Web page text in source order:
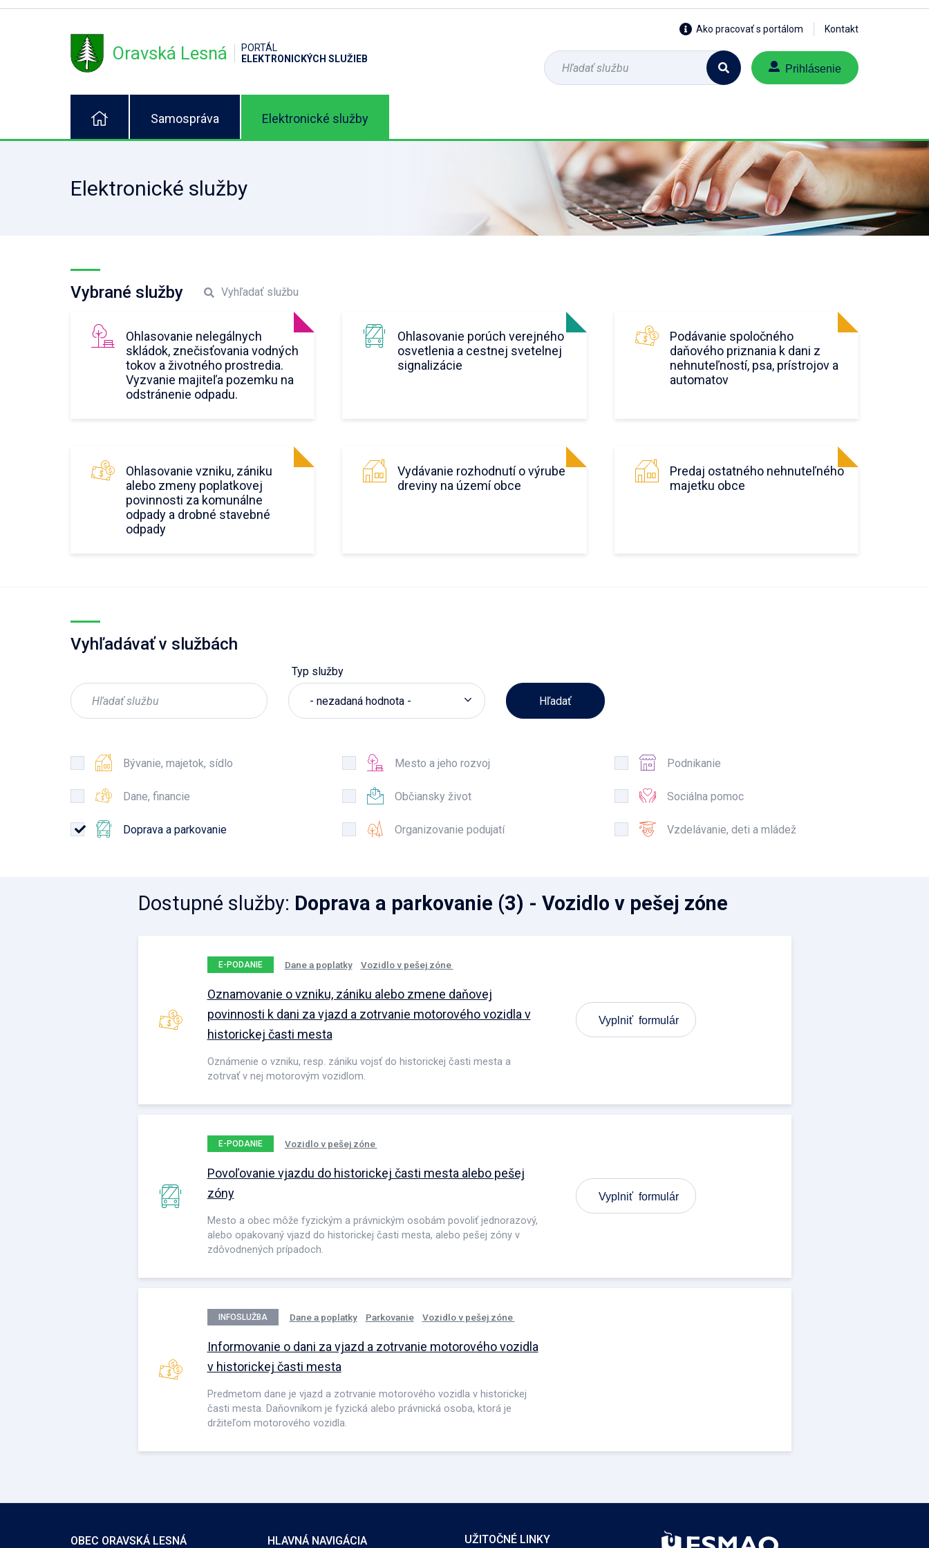
Oravská Lesná
PORTÁL
ELEKTRONICKÝCH SLUŽIEB
Ako pracovať s portálom Kontakt
Prihlásenie
Samospráva Elektronické služby
Elektronické služby
Vybrané služby Vyhľadať službu
Ohlasovanie nelegálnych
skládok, znečisťovania vodných
tokov a životného prostredia.
Vyzvanie majiteľa pozemku na
odstránenie odpadu.
Ohlasovanie porúch verejného
osvetlenia a cestnej svetelnej
signalizácie
Podávanie spoločného
daňového priznania k dani z
nehnuteľností, psa, prístrojov a
automatov
Ohlasovanie vzniku, zániku
alebo zmeny poplatkovej
povinnosti za komunálne
odpady a drobné stavebné
odpady
Vydávanie rozhodnutí o výrube
dreviny na území obce
Predaj ostatného nehnuteľného
majetku obce
Vyhľadávať v službách
Typ služby
- nezadaná hodnota -
Bývanie, majetok, sídlo
Dane, financie
Doprava a parkovanie
Mesto a jeho rozvoj
Občiansky život
Organizovanie podujatí
Podnikanie
Sociálna pomoc
Vzdelávanie, deti a mládež
Dostupné služby: Doprava a parkovanie (3) - Vozidlo v pešej zóne
E-PODANIE Dane a poplatky Vozidlo v pešej zóne
Oznamovanie o vzniku, zániku alebo zmene daňovej
povinnosti k dani za vjazd a zotrvanie motorového vozidla v
historickej časti mesta
Oznámenie o vzniku, resp. zániku vojsť do historickej časti mesta a
zotrvať v nej motorovým vozidlom.
Vyplniť formulár
E-PODANIE Vozidlo v pešej zóne
Povoľovanie vjazdu do historickej časti mesta alebo pešej
zóny
Mesto a obec môže fyzickým a právnickým osobám povoliť jednorazový,
alebo opakovaný vjazd do historickej časti mesta, alebo pešej zóny v
zdôvodnených prípadoch.
Vyplniť formulár
INFOSLUŽBA Dane a poplatky Parkovanie Vozidlo v pešej zóne
Informovanie o dani za vjazd a zotrvanie motorového vozidla
v historickej časti mesta
Predmetom dane je vjazd a zotrvanie motorového vozidla v historickej
časti mesta. Daňovníkom je fyzická alebo právnická osoba, ktorá je
držiteľom motorového vozidla.
OBEC ORAVSKÁ LESNÁ HLAVNÁ NAVIGÁCIA UŽITOČNÉ LINKY